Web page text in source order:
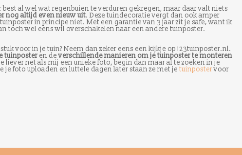
al wel wat regenbuien te verduren gekregen, maar daar valt niets
nog altijd even nieuw uit. Deze tuindecoratie vergt dan ook amper
in principe niet. Met een garantie van 3 jaar zit je safe, want ik
toch wel eens wil overschakelen naar een andere tuinposter.
voor in je tuin? Neem dan zeker eens een kijkje op 123tuinposter.nl.
tuinposteren deverschillende manieren om je tuinposter te monteren
net als mij een unieke foto, begin dan maar al te zoeken in je
je foto uploaden en luttele dagen later staan ze met je tuinpostervoor